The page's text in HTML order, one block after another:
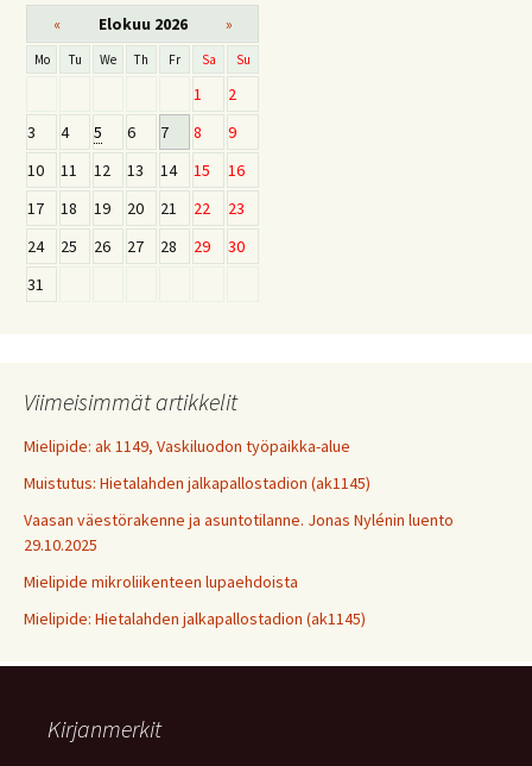
« Elokuu 2026 »
Mo Tu We Th Fr Sa Su
1
2
3
4 5 6 7 8
9
10
11 12 13 14 15
16
17
18 19 20 21 22
23
24
25 26 27 28 29
30
31
Viimeisimmät artikkelit
Mielipide: ak 1149, Vaskiluodon työpaikka-alue
Muistutus: Hietalahden jalkapallostadion (ak1145)
Vaasan väestörakenne ja asuntotilanne. Jonas Nylénin luento
29.10.2025
Mielipide mikroliikenteen lupaehdoista
Mielipide: Hietalahden jalkapallostadion (ak1145)
Kirjanmerkit